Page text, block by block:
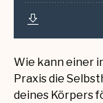
Wie kann einer
Praxis die
deines Körpers